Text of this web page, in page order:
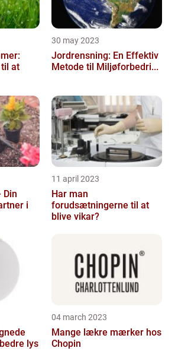
at
30 may 2023
Jordrensning: En Effektiv
Metode til Miljøforbedri...
i
11 april 2023
Har man
forudsætningerne til at
blive vikar?
lys
04 march 2023
Mange lækre mærker hos
Chopin